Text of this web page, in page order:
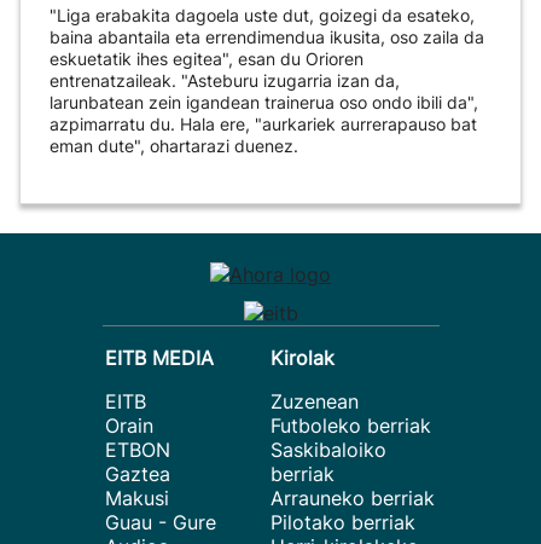
"Liga erabakita dagoela uste dut, goizegi da esateko,
baina abantaila eta errendimendua ikusita, oso zaila da
eskuetatik ihes egitea", esan du Orioren
entrenatzaileak. "Asteburu izugarria izan da,
larunbatean zein igandean trainerua oso ondo ibili da",
azpimarratu du. Hala ere, "aurkariek aurrerapauso bat
eman dute", ohartarazi duenez.
EITB MEDIA
EITB
Orain
ETBON
Gaztea
Makusi
Guau - Gure
Kirolak
Zuzenean
Futboleko berriak
Saskibaloiko
berriak
Arrauneko berriak
Pilotako berriak